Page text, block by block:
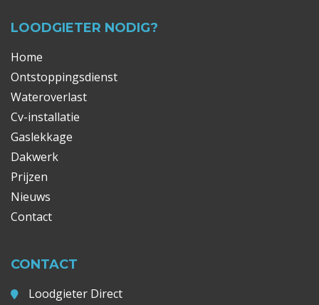
LOODGIETER NODIG?
Home
Ontstoppingsdienst
Wateroverlast
Cv-installatie
Gaslekkage
Dakwerk
Prijzen
Nieuws
Contact
CONTACT
Loodgieter Direct